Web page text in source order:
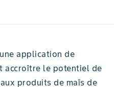
application de
accroître le potentiel de
produits de maïs de